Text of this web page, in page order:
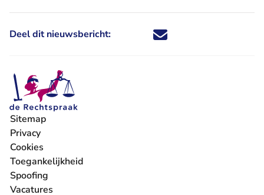
Deel dit nieuwsbericht: Deel dit nieuwsbericht via X -
Deel dit nieuwsbericht via
Deel dit nieuwsbericht
Deel dit
Sitemap
Privacy
Cookies
Toegankelijkheid
Spoofing
Vacatures